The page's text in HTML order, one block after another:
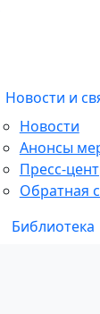
Новости и
Новости
Анонсы
Пресс-
Обратная
Библиотека